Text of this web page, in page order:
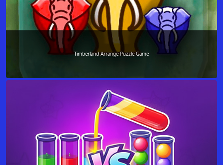
Timberland Arrange Puzzle Game